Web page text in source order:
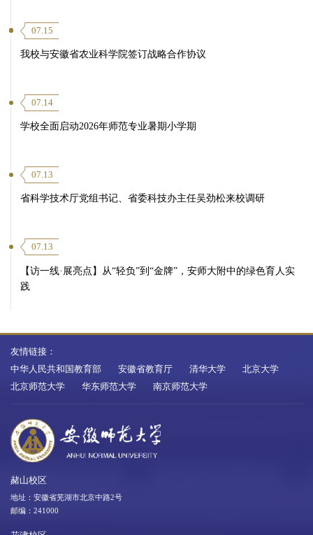
07.15
我校与安徽省农业科学院签订战略合作协议
07.14
学校全面启动2026年师范专业暑期小学期
07.13
省科学技术厅党组书记、省委科技办主任吴劲松来校调研
07.13
【访一线·展亮点】从“轻负”到“金牌”，安师大附中的绿色育人实
践
友情链接：
中华人民共和国教育部
安徽省教育厅 清华大学
北京大学
北京师范大学
华东师范大学 南京师范大学
赭山校区
地址：安徽省芜湖市北京中路2号
邮编：241000